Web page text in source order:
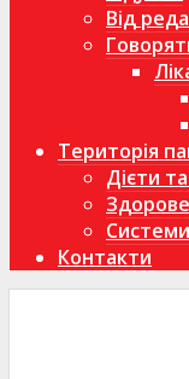
Від
Територія
Дієти
Контакти